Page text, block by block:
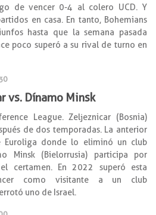
de vencer 0-4 al colero UCD. Y
en casa. En tanto, Bohemians
hasta que la semana pasada
poco superó a su rival de turno en
vs. Dínamo Minsk
League. Zeljeznicar (Bosnia)
de dos temporadas. La anterior
donde lo eliminó un club
Minsk (Bielorrusia) participa por
certamen. En 2022 superó esta
como visitante a un club
uno de Israel.